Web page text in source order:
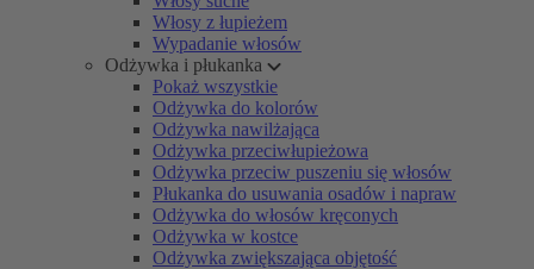
Włosy z łupieżem
Wypadanie włosów
Odżywka i płukanka
Pokaż wszystkie
Odżywka do kolorów
Odżywka nawilżająca
Odżywka przeciwłupieżowa
Odżywka przeciw puszeniu się włosów
Płukanka do usuwania osadów i napraw
Odżywka do włosów kręconych
Odżywka w kostce
Odżywka zwiększająca objętość